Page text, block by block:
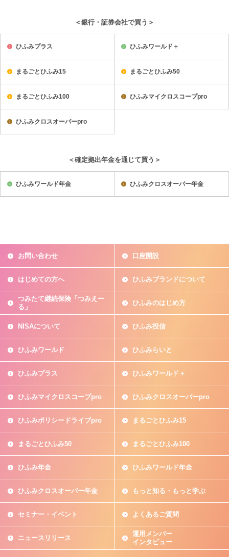
＜銀行・証券会社で買う＞
ひふみプラス ひふみワールド＋
まるごとひふみ15 まるごとひふみ50
まるごとひふみ100 ひふみマイクロスコープpro
ひふみクロスオーバーpro
＜確定拠出年金を通じて買う＞
ひふみワールド年金 ひふみクロスオーバー年金
お問い合わせ 口座開設
はじめての方へ ひふみブランドについて
つみたて継続保険「つみえー
る」
ひふみのはじめ方
NISAについて ひふみ投信
ひふみワールド ひふみらいと
ひふみプラス ひふみワールド＋
ひふみマイクロスコープpro ひふみクロスオーバーpro
ひふみポリシードライブpro まるごとひふみ15
まるごとひふみ50 まるごとひふみ100
ひふみ年金 ひふみワールド年金
ひふみクロスオーバー年金 もっと知る・もっと学ぶ
セミナー・イベント よくあるご質問
ニュースリリース
運用メンバー
インタビュー